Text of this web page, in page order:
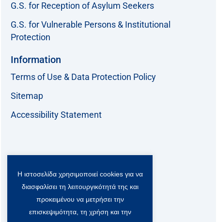
G.S. for Reception of Asylum Seekers
G.S. for Vulnerable Persons & Institutional
Protection
Information
Terms of Use & Data Protection Policy
Sitemap
Accessibility Statement
F
a
T
w
i
t
t
L
i
n
k
e
Y
o
u
t
u
Viber Community:
Η ιστοσελίδα χρησιμοποιεί cookies για να
διασφαλίσει τη λειτουργικότητά της και
προκειμένου να μετρήσει την
επισκεψιμότητα, τη χρήση και την